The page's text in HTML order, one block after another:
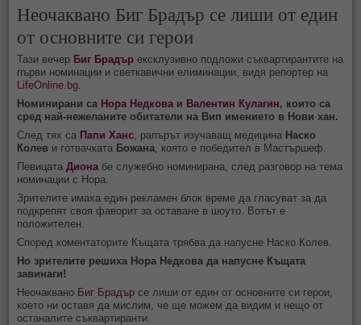
Неочаквано Биг Брадър се лиши от един
от основните си герои
Тази вечер Биг Брадър ексклузивно подложи съквартирантите на
първи номинации и светкавични елиминации, видя репортер на
LifeOnline.bg.
Номинирани са Нора Недковаи Валентин Кулагин, които са
сред най-нежеланите обитатели на Вип имението в Нови хан.
След тях са Папи Ханс, рапърът изучаващ медицина Наско
Колев и готвачката Божана, която е победител в Мастършеф.
ПевицатаДиона бе служебно номинирана, след разговор на тема
номинации с Нора.
Зрителите имаха един рекламен блок време да гласуват за да
подкрепят своя фаворит за оставане в шоуто. Вотът е
положителен.
Според коментаторите Къщата трябва да напусне Наско Колев.
Но зрителите решиха Нора Недкова да напусне Къщата
завинаги!
Неочаквано Биг Брадър се лиши от един от основните си герои,
което ни оставя да мислим, че ще можем да видим и нещо от
останалите съквартиранти.